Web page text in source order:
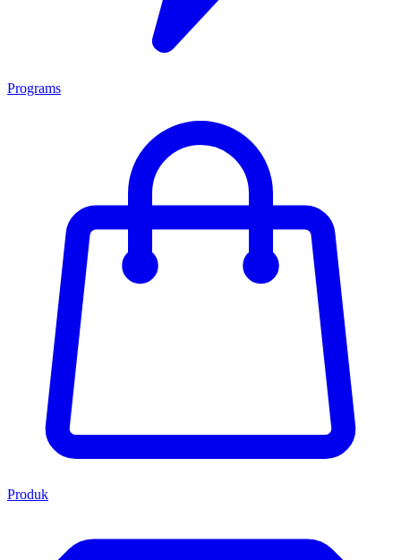
Programs
Produk